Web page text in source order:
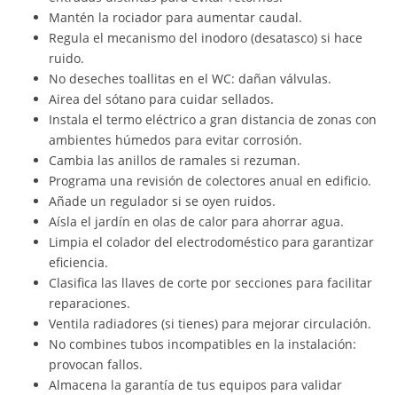
Mantén la rociador para aumentar caudal.
Regula el mecanismo del inodoro (desatasco) si hace
ruido.
No deseches toallitas en el WC: dañan válvulas.
Airea del sótano para cuidar sellados.
Instala el termo eléctrico a gran distancia de zonas con
ambientes húmedos para evitar corrosión.
Cambia las anillos de ramales si rezuman.
Programa una revisión de colectores anual en edificio.
Añade un regulador si se oyen ruidos.
Aísla el jardín en olas de calor para ahorrar agua.
Limpia el colador del electrodoméstico para garantizar
eficiencia.
Clasifica las llaves de corte por secciones para facilitar
reparaciones.
Ventila radiadores (si tienes) para mejorar circulación.
No combines tubos incompatibles en la instalación:
provocan fallos.
Almacena la garantía de tus equipos para validar